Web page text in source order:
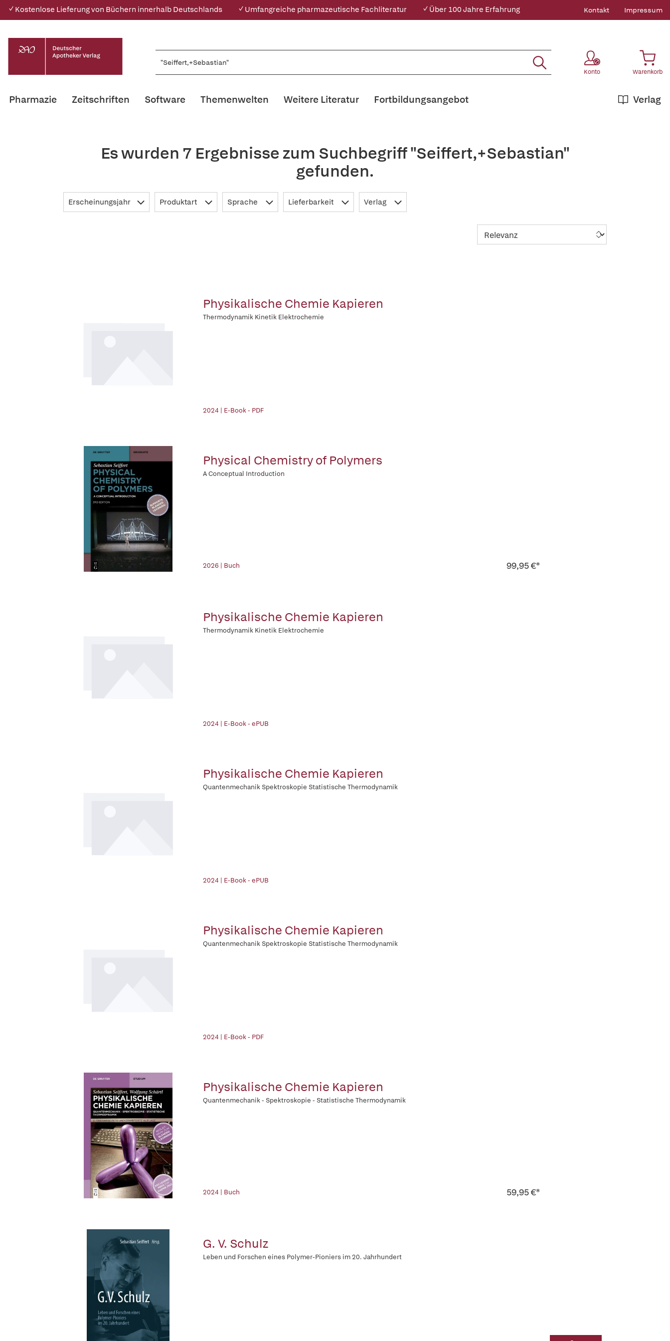
✓ Kostenlose Lieferung von Büchern innerhalb Deutschlands ✓ Umfangreiche pharmazeutische Fachliteratur ✓ Über 100 Jahre Erfahrung Kontakt Impressum
Konto Warenkorb
Pharmazie Zeitschriften Software Themenwelten Weitere Literatur Verlag
Fortbildungsangebot
Es wurden 7 Ergebnisse zum Suchbegriff "Seiffert,+Sebastian"
gefunden.
Erscheinungsjahr Produktart Sprache Lieferbarkeit Verlag
Physikalische Chemie Kapieren
Thermodynamik Kinetik Elektrochemie
2024 | E-Book - PDF
Physical Chemistry of Polymers
A Conceptual Introduction
2026 | Buch 99,95 €*
Physikalische Chemie Kapieren
Thermodynamik Kinetik Elektrochemie
2024 | E-Book - ePUB
Physikalische Chemie Kapieren
Quantenmechanik Spektroskopie Statistische Thermodynamik
2024 | E-Book - ePUB
Physikalische Chemie Kapieren
Quantenmechanik Spektroskopie Statistische Thermodynamik
2024 | E-Book - PDF
Physikalische Chemie Kapieren
Quantenmechanik - Spektroskopie - Statistische Thermodynamik
2024 | Buch 59,95 €*
G. V. Schulz
Leben und Forschen eines Polymer-Pioniers im 20. Jahrhundert